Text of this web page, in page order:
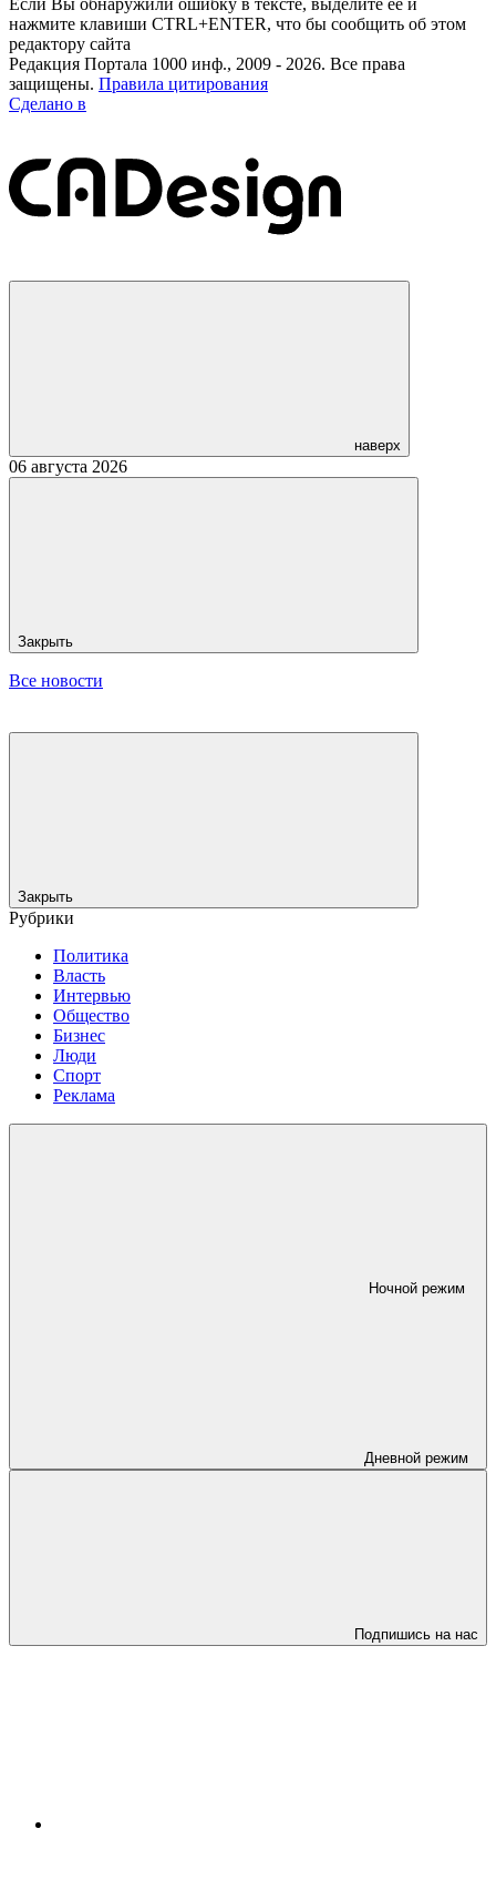
нажмите клавиши CTRL+ENTER, что бы сообщить об этом
редактору сайта
Редакция Портала 1000 инф., 2009 - 2026. Все права
защищены. Правила цитирования
Сделано в
наверх
06 августа 2026
Закрыть
Все новости
Закрыть
Рубрики
Политика
Власть
Интервью
Общество
Бизнес
Люди
Спорт
Реклама
Ночной режим
Дневной режим
Подпишись на нас